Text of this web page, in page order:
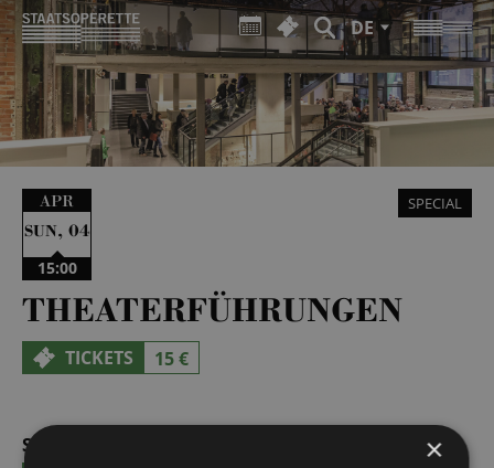
DE
APR
SUN, 04
15:00
SPECIAL
THEATERFÜHRUNGEN
TICKETS 15 €
SUN | 27.09.2026 | 12:00 - 13:00
×